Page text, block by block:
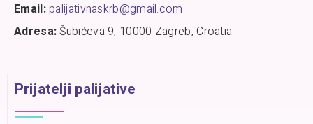
Email:palijativnaskrb@gmail.com
Adresa:Šubićeva 9, 10000 Zagreb, Croatia
Prijatelji palijative